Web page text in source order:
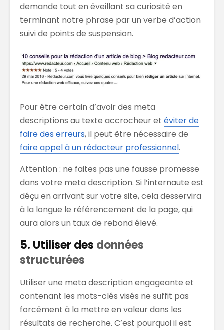
demande tout en éveillant sa curiosité en
terminant notre phrase par un verbe d’action
suivi de points de suspension.
Pour être certain d’avoir des meta
descriptions au texte accrocheur et éviter de
faire des erreurs, il peut être nécessaire de
faire appel à un rédacteur professionnel.
Attention : ne faites pas une fausse promesse
dans votre meta description. Si l’internaute est
déçu en arrivant sur votre site, cela desservira
à la longue le référencement de la page, qui
aura alors un taux de rebond élevé.
5. Utiliser des données
structurées
Utiliser une meta description engageante et
contenant les mots-clés visés ne suffit pas
forcément à la mettre en valeur dans les
résultats de recherche. C’est pourquoi il est